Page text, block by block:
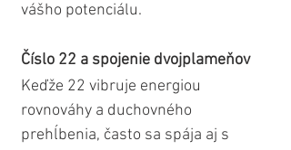
vášho potenciálu.
Číslo 22 a spojenie dvojplameňov
Keďže 22 vibruje energiou
rovnováhy a duchovného
prehĺbenia, často sa spája aj s